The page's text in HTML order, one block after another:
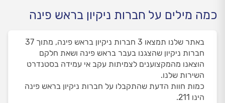
כמה מילים על חברות ניקיון בראש פינה
באתר שלנו תמצאו 3 חברות ניקיון בראש פינה, מתוך 37
חברות ניקיון שהצגנו בעבר בראש פינה ושאת חלקם
הוצאנו מהמקצוענים לצמיתות עקב אי עמידה בסטנדרט
השירות שלנו.
כמות חוות הדעת שהתקבלו על חברות ניקיון בראש פינה
הינו 211.